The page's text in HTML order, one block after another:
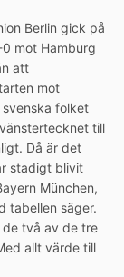
Berlin gick på
mot Hamburg
att
mot
folket
till
Då är det
stadigt blivit
München,
tabellen säger.
de två av de tre
allt värde till